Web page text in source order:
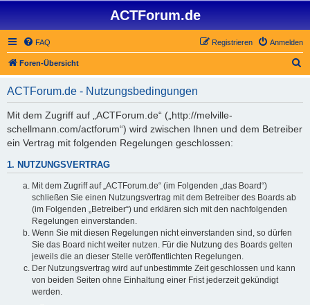
ACTForum.de
FAQ Anmelden
Registrieren
Foren-Übersicht
ACTForum.de - Nutzungsbedingungen
Mit dem Zugriff auf „ACTForum.de“ („http://melville-
schellmann.com/actforum“) wird zwischen Ihnen und dem Betreiber
ein Vertrag mit folgenden Regelungen geschlossen:
1. NUTZUNGSVERTRAG
Mit dem Zugriff auf „ACTForum.de“ (im Folgenden „das Board“)
schließen Sie einen Nutzungsvertrag mit dem Betreiber des Boards ab
(im Folgenden „Betreiber“) und erklären sich mit den nachfolgenden
Regelungen einverstanden.
Wenn Sie mit diesen Regelungen nicht einverstanden sind, so dürfen
Sie das Board nicht weiter nutzen. Für die Nutzung des Boards gelten
jeweils die an dieser Stelle veröffentlichten Regelungen.
Der Nutzungsvertrag wird auf unbestimmte Zeit geschlossen und kann
von beiden Seiten ohne Einhaltung einer Frist jederzeit gekündigt
werden.